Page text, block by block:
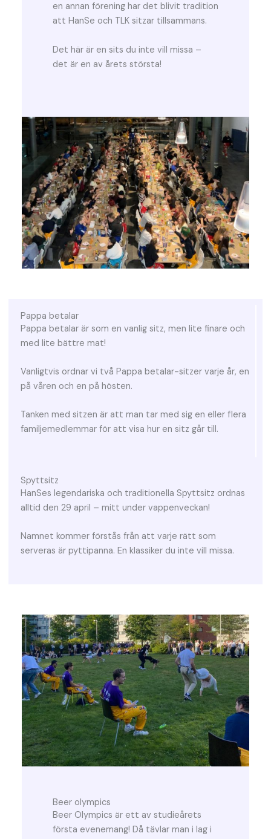
en annan förening har det blivit tradition
att HanSe och TLK sitzar tillsammans.
Det här är en sits du inte vill missa –
det är en av årets största!
Pappa betalar
Pappa betalar är som en vanlig sitz, men lite finare och
med lite bättre mat!
Vanligtvis ordnar vi två Pappa betalar-sitzer varje år, en
på våren och en på hösten.
Tanken med sitzen är att man tar med sig en eller flera
familjemedlemmar för att visa hur en sitz går till.
Spyttsitz
HanSes legendariska och traditionella Spyttsitz ordnas
alltid den 29 april – mitt under vappenveckan!
Namnet kommer förstås från att varje rätt som
serveras är pyttipanna. En klassiker du inte vill missa.
Beer olympics
Beer Olympics är ett av studieårets
första evenemang! Då tävlar man i lag i